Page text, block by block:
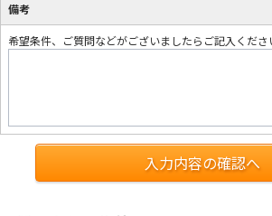
備考
希望条件、ご質問などがございましたらご記入くださ
入力内容の確認へ